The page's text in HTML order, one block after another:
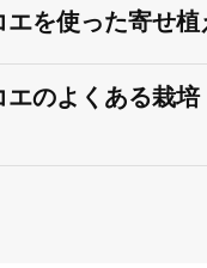
エを使った寄せ植
エのよくある栽